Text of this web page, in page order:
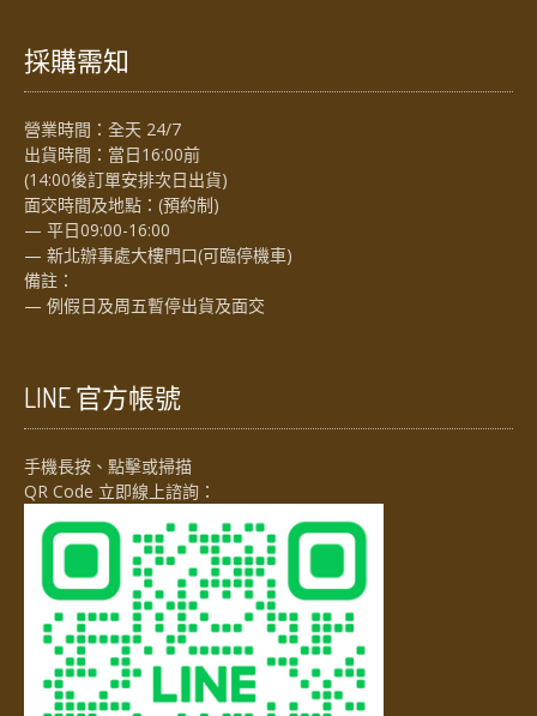
採購需知
營業時間：全天 24/7
出貨時間：當日16:00前
(14:00後訂單安排次日出貨)
面交時間及地點：(預約制)
— 平日09:00-16:00
— 新北辦事處大樓門口(可臨停機車)
備註：
— 例假日及周五暫停出貨及面交
LINE 官方帳號
手機長按、點擊或掃描
QR Code 立即線上諮詢：